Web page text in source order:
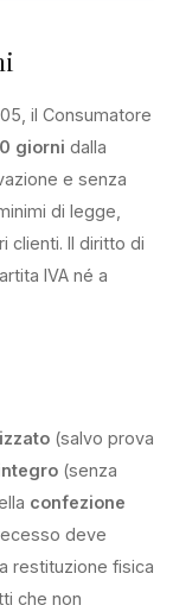
il Consumatore
giorni dalla
e senza
di legge,
clienti. Il diritto di
IVA né a
(salvo prova
(senza
confezione
deve
restituzione fisica
che non